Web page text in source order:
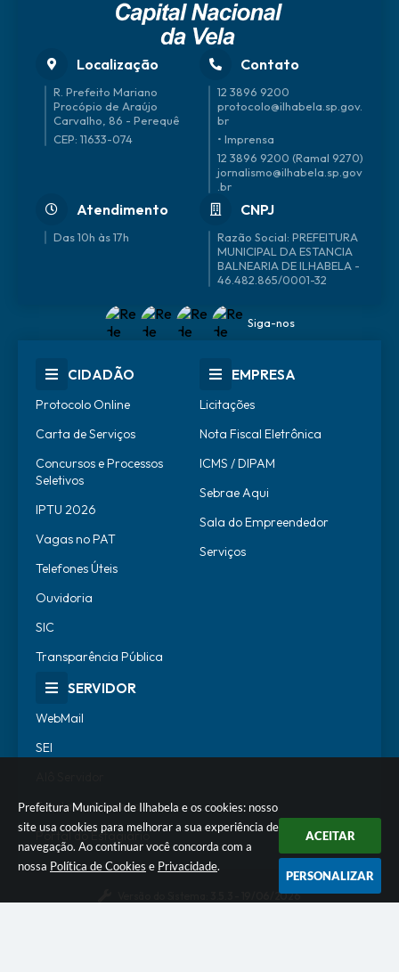
Prefeitura Municipal de Ilhabela e os cookies: nosso
site usa cookies para melhorar a sua experiência de
navegação. Ao continuar você concorda com a
nossa Política de Cookies e Privacidade.
ACEITAR
PERSONALIZAR
Localização
R. Prefeito Mariano
Procópio de Araújo
Carvalho, 86 - Perequê
CEP: 11633-074
Contato
12 3896 9200
protocolo@ilhabela.sp.gov.
br
• Imprensa
12 3896 9200 (Ramal 9270)
jornalismo@ilhabela.sp.gov
.br
Atendimento
Das 10h às 17h
CNPJ
46.482.865/0001-32
Siga-nos
CIDADÃO
Protocolo Online
Carta de Serviços
Concursos e Processos
Seletivos
IPTU 2026
Vagas no PAT
Telefones Úteis
Ouvidoria
SIC
Transparência Pública
EMPRESA
Licitações
Nota Fiscal Eletrônica
ICMS / DIPAM
Sebrae Aqui
Sala do Empreendedor
Serviços
SERVIDOR
WebMail
SEI
Escola de Governo
Portal do Estagiário
3.5.3 - 19/06/2026